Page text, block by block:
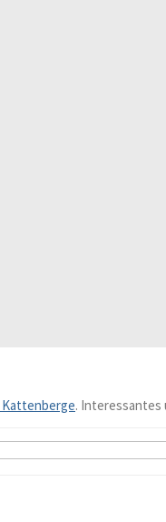
Kattenberge. Interessantes